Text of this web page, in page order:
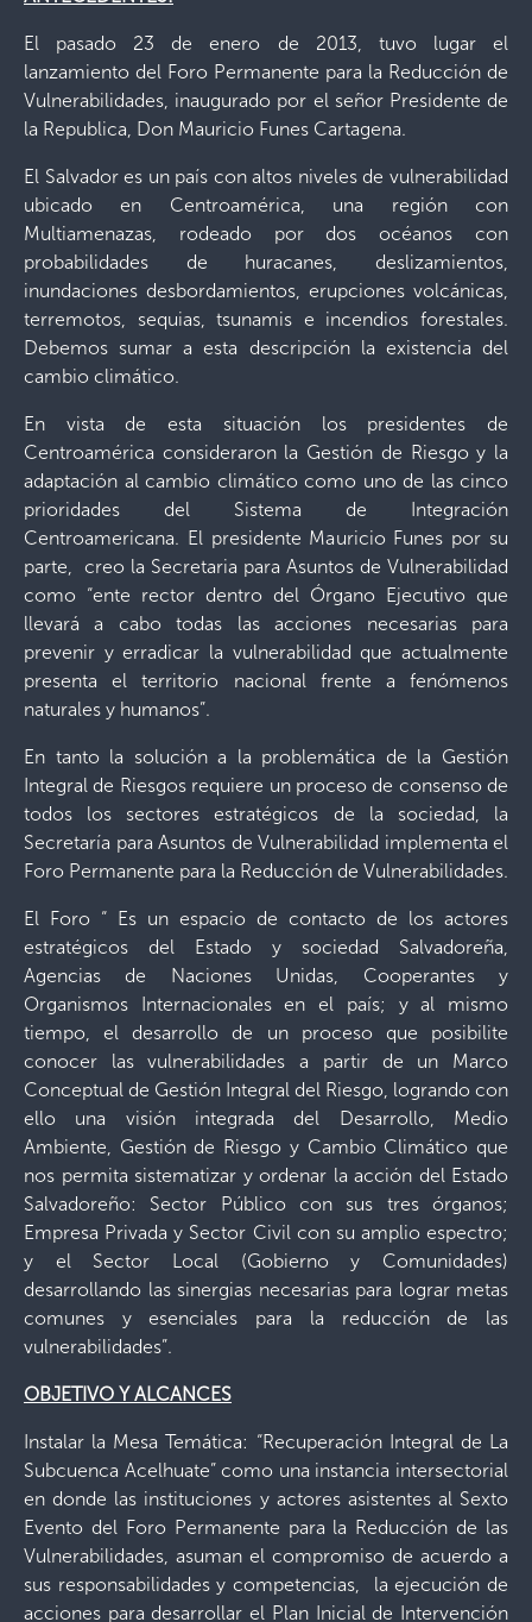
El pasado 23 de enero de 2013, tuvo lugar el
lanzamiento del Foro Permanente para la Reducción de
Vulnerabilidades, inaugurado por el señor Presidente de
la Republica, Don Mauricio Funes Cartagena.
El Salvador es un país con altos niveles de vulnerabilidad
ubicado en Centroamérica, una región con
Multiamenazas, rodeado por dos océanos con
probabilidades de huracanes, deslizamientos,
inundaciones desbordamientos, erupciones volcánicas,
terremotos, sequias, tsunamis e incendios forestales.
Debemos sumar a esta descripción la existencia del
cambio climático.
En vista de esta situación los presidentes de
Centroamérica consideraron la Gestión de Riesgo y la
adaptación al cambio climático como uno de las cinco
prioridades del Sistema de Integración
Centroamericana. El presidente Mauricio Funes por su
parte, creo la Secretaria para Asuntos de Vulnerabilidad
como “ente rector dentro del Órgano Ejecutivo que
llevará a cabo todas las acciones necesarias para
prevenir y erradicar la vulnerabilidad que actualmente
presenta el territorio nacional frente a fenómenos
naturales y humanos”.
En tanto la solución a la problemática de la Gestión
Integral de Riesgos requiere un proceso de consenso de
todos los sectores estratégicos de la sociedad, la
Secretaría para Asuntos de Vulnerabilidad implementa el
Foro Permanente para la Reducción de Vulnerabilidades.
El Foro “ Es un espacio de contacto de los actores
estratégicos del Estado y sociedad Salvadoreña,
Agencias de Naciones Unidas, Cooperantes y
Organismos Internacionales en el país; y al mismo
tiempo, el desarrollo de un proceso que posibilite
conocer las vulnerabilidades a partir de un Marco
Conceptual de Gestión Integral del Riesgo, logrando con
ello una visión integrada del Desarrollo, Medio
Ambiente, Gestión de Riesgo y Cambio Climático que
nos permita sistematizar y ordenar la acción del Estado
Salvadoreño: Sector Público con sus tres órganos;
Empresa Privada y Sector Civil con su amplio espectro;
y el Sector Local (Gobierno y Comunidades)
desarrollando las sinergias necesarias para lograr metas
comunes y esenciales para la reducción de las
vulnerabilidades”.
OBJETIVO Y ALCANCES
Instalar la Mesa Temática: “Recuperación Integral de La
Subcuenca Acelhuate” como una instancia intersectorial
en donde las instituciones y actores asistentes al Sexto
Evento del Foro Permanente para la Reducción de las
Vulnerabilidades, asuman el compromiso de acuerdo a
sus responsabilidades y competencias, la ejecución de
acciones para desarrollar el Plan Inicial de Intervención